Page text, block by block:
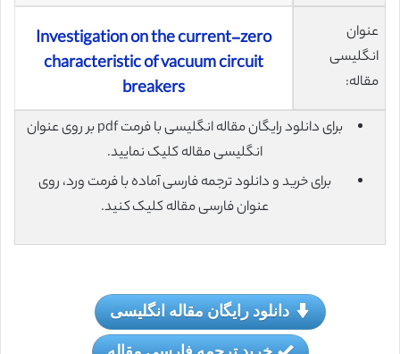
عنوان
انگلیسی
مقاله:
Investigation on the current-zero
characteristic of vacuum circuit
breakers
برای دانلود رایگان مقاله انگلیسی با فرمت pdf بر روی عنوان
انگلیسی مقاله کلیک نمایید.
برای خرید و دانلود ترجمه فارسی آماده با فرمت ورد، روی
عنوان فارسی مقاله کلیک کنید.
دانلود رایگان مقاله انگلیسی